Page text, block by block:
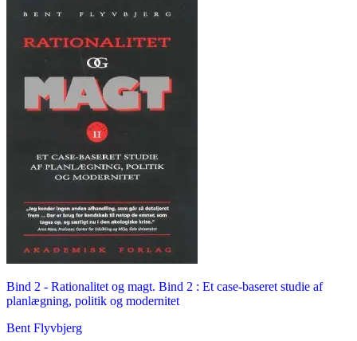
Bind 2 - Rationalitet og magt. Bind 2 : Et case-baseret studie af
planlægning, politik og modernitet
Bent Flyvbjerg